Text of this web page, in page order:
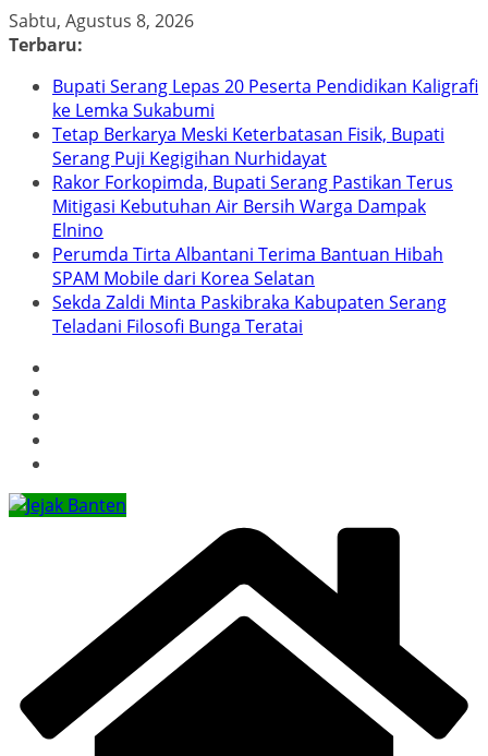
Skip
to
Sabtu, Agustus 8, 2026
Terbaru:
Bupati Serang Lepas 20 Peserta Pendidikan Kaligrafi
ke Lemka Sukabumi
Tetap Berkarya Meski Keterbatasan Fisik, Bupati
Serang Puji Kegigihan Nurhidayat
Rakor Forkopimda, Bupati Serang Pastikan Terus
Mitigasi Kebutuhan Air Bersih Warga Dampak
Elnino
Perumda Tirta Albantani Terima Bantuan Hibah
SPAM Mobile dari Korea Selatan
Sekda Zaldi Minta Paskibraka Kabupaten Serang
Teladani Filosofi Bunga Teratai